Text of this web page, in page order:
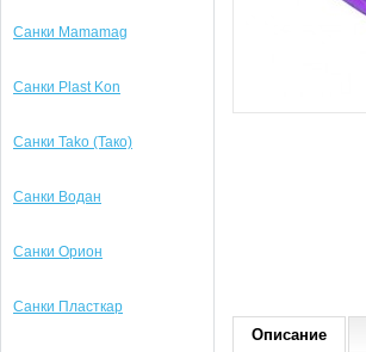
Санки Mamamag
Санки Plast Kon
Санки Tako (Тако)
Санки Водан
Санки Орион
Санки Пласткар
Описание